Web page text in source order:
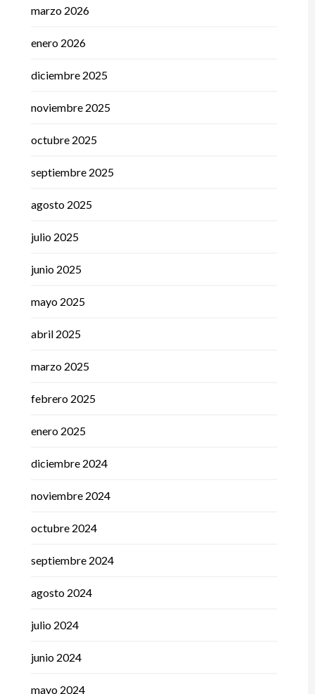
marzo 2026
enero 2026
diciembre 2025
noviembre 2025
octubre 2025
septiembre 2025
agosto 2025
julio 2025
junio 2025
mayo 2025
abril 2025
marzo 2025
febrero 2025
enero 2025
diciembre 2024
noviembre 2024
octubre 2024
septiembre 2024
agosto 2024
julio 2024
junio 2024
mayo 2024